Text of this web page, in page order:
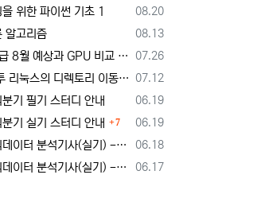
등록일
08.20
위한 파이썬 기초 1
등록일
08.13
알고리즘
등록일
07.26
GPU 수급 8월 예상과 GPU 비교 자료
등록일
07.12
1. 우분투 리눅스의 디렉토리 이동하기 - cd
등록일
06.19
기 필기 스터디 안내
등록일
06.19
기 실기 스터디 안내 7
등록일
06.18
제2회 빅데이터 분석기사(실기) - 단답형 준비 3
등록일
06.17
제2회 빅데이터 분석기사(실기) - help 이용법